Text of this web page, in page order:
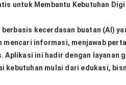
untuk Membantu Kebutuhan
kecerdasan buatan (AI)
mencari informasi, menjawab
ini hadir dengan layanan
kebutuhan mulai dari edukasi,